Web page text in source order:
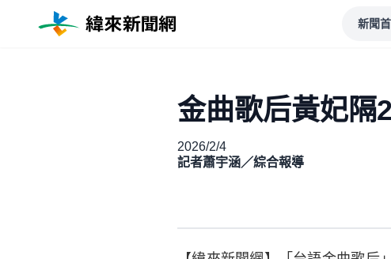
新聞
金曲歌后黃妃
2026/2/4
記者蕭宇涵／綜合報導